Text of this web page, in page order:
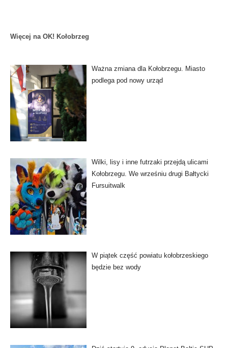
Więcej na OK! Kołobrzeg
Ważna zmiana dla Kołobrzegu. Miasto
podlega pod nowy urząd
Wilki, lisy i inne futrzaki przejdą ulicami
Kołobrzegu. We wrześniu drugi Bałtycki
Fursuitwalk
W piątek część powiatu kołobrzeskiego
będzie bez wody